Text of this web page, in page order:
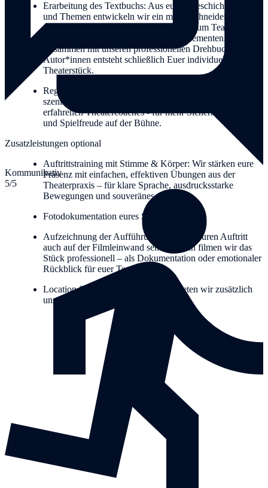
Erarbeitung des Textbuchs: Aus euren Geschichten, Ideen
und Themen entwickeln wir ein maßgeschneidertes Skript
- mit Rollen, Szenen und Dialogen, die zum Team passen.
Auf Wunsch auch mit musikalischen Elementen.
Zusammen mit unseren professionellen Drehbuch-
Autor*innen entsteht schließlich Euer individuelles
Theaterstück.
Regiecoaching & Schauspieltraining: Individuelle
szenische und darstellerische Begleitung durch unsere
erfahrenen Theatercoaches - für mehr Sicherheit, Wirkung
und Spielfreude auf der Bühne.
Zusatzleistungen optional
Auftrittstraining mit Stimme & Körper: Wir stärken eure
Präsenz mit einfachen, effektiven Übungen aus der
Theaterpraxis – für klare Sprache, ausdrucksstarke
Bewegungen und souveränes Auftreten.
Fotodokumentation eures Stücks
Aufzeichnung der Aufführung: Ihr wollt euren Auftritt
auch auf der Filmleinwand sehen? Dann filmen wir das
Stück professionell – als Dokumentation oder emotionaler
Rückblick für euer Team.
Location Scharlatan TheaterGerne bieten wir zusätzlich
unsere Location mit an
Kommunikativ
5/5